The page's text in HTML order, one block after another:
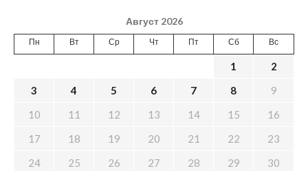
Август 2026
Пн Вт Ср Чт Пт Сб Вс
1
2
3
4 5 6 7 8
9
10
11 12 13 14 15
16
17
18 19 20 21 22
23
24
25 26 27 28 29
30